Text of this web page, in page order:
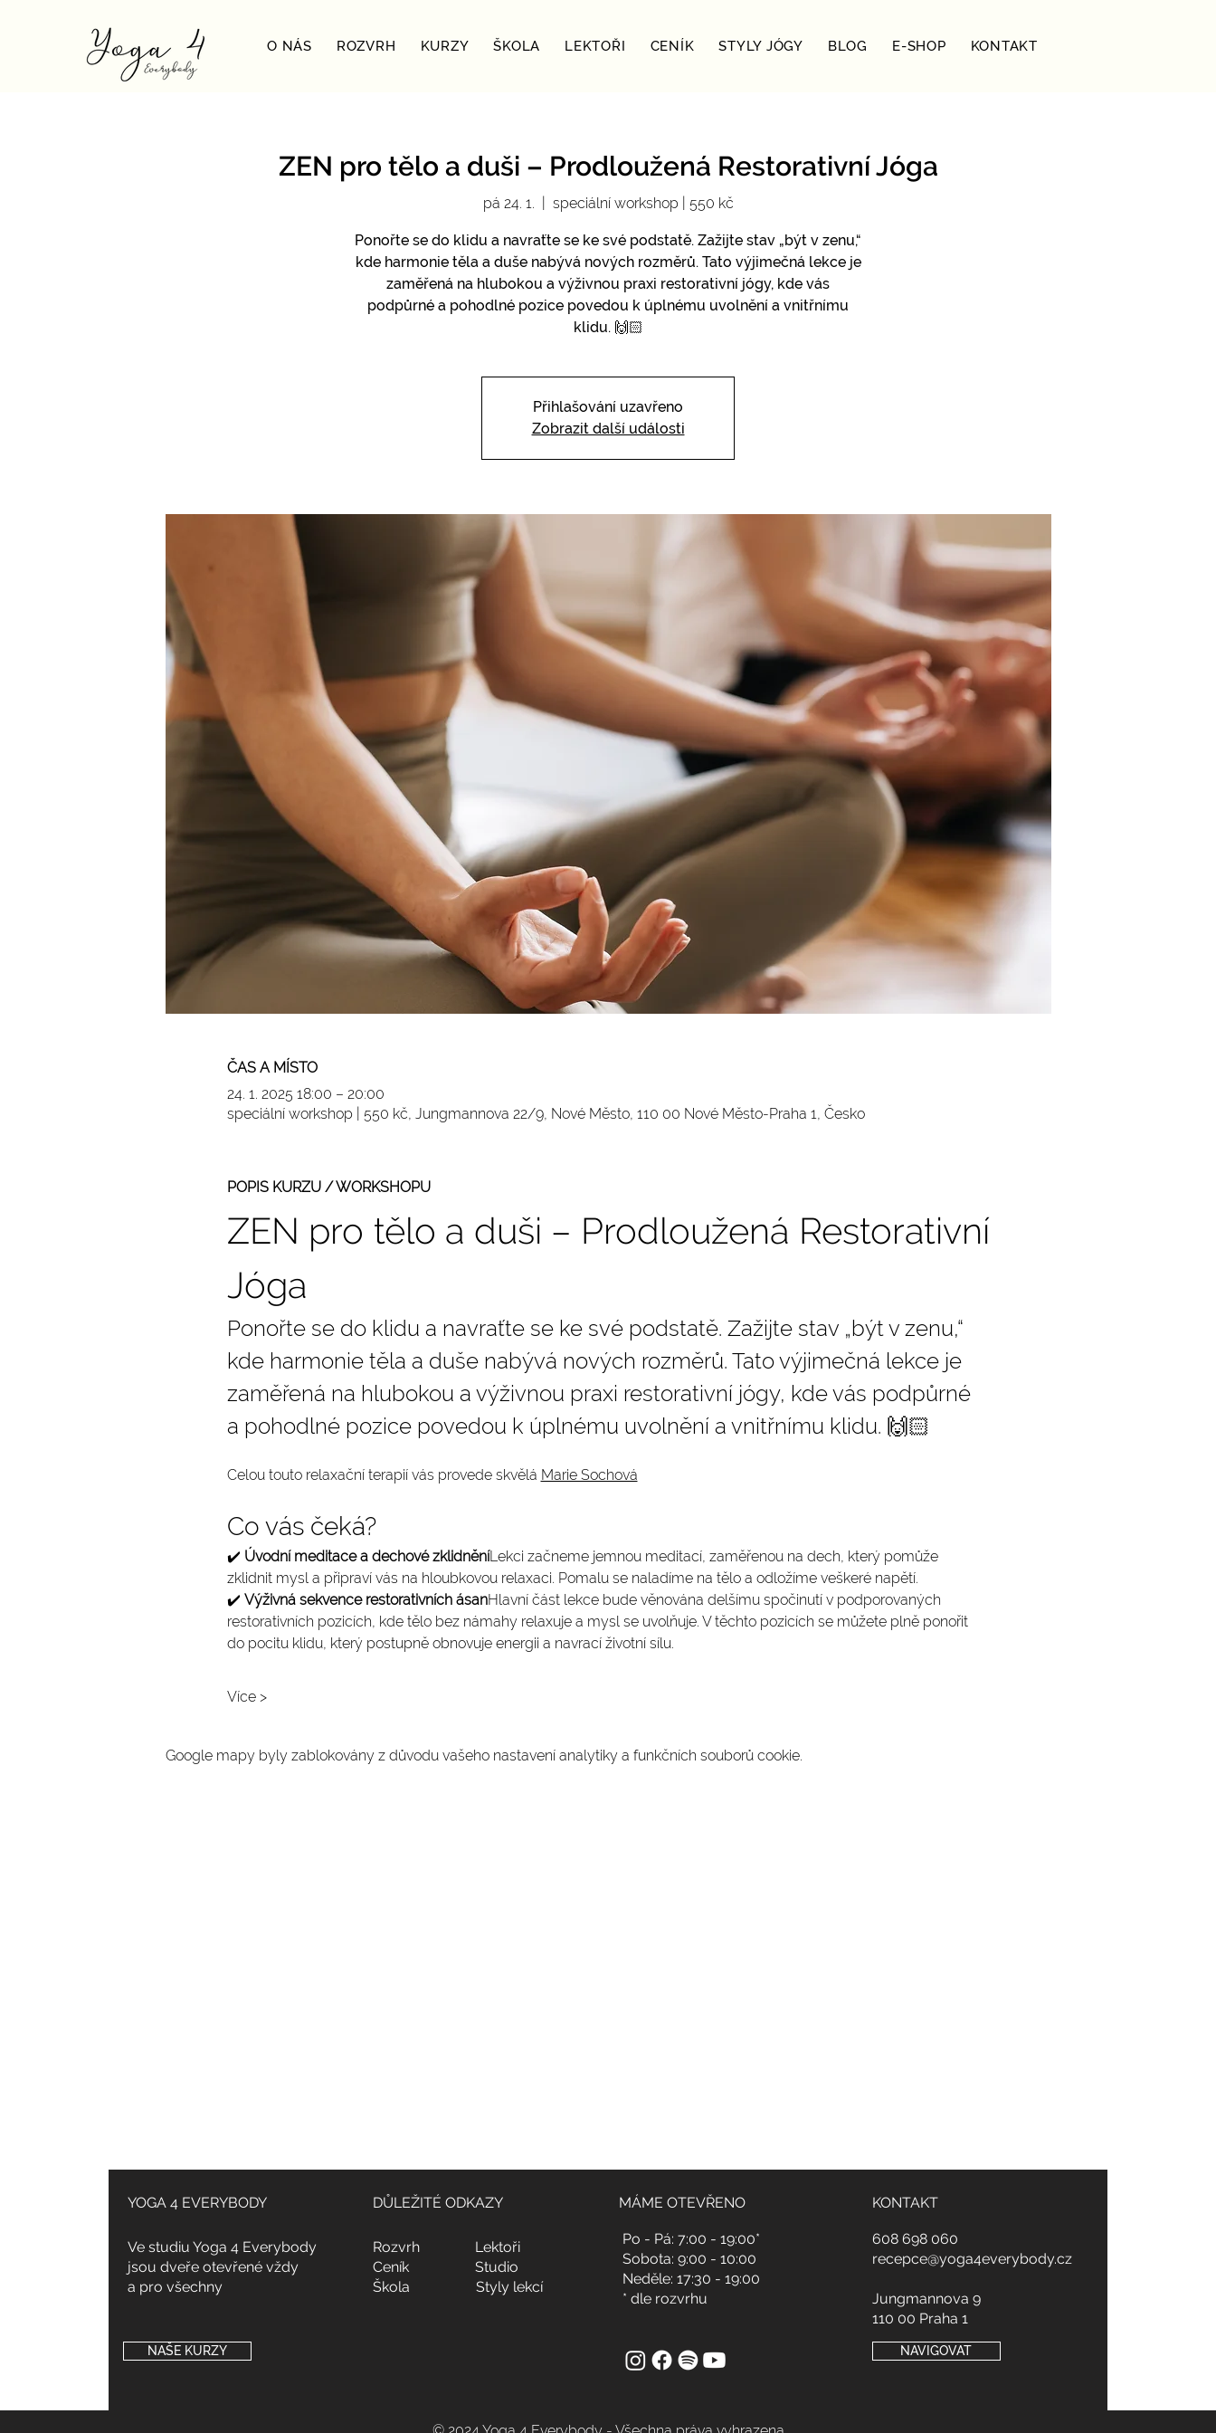
O NÁS ROZVRH KURZY ŠKOLA LEKTOŘI CENÍK STYLY JÓGY BLOG E-SHOP KONTAKT
ZEN pro tělo a duši – Prodloužená Restorativní Jóga
pá 24. 1. speciální workshop | 550 kč
Ponořte se do klidu a navraťte se ke své podstatě. Zažijte stav „být v zenu,“
kde harmonie těla a duše nabývá nových rozměrů. Tato výjimečná lekce je
zaměřená na hlubokou a výživnou praxi restorativní jógy, kde vás
podpůrné a pohodlné pozice povedou k úplnému uvolnění a vnitřnímu
klidu. 🙌🏻
Přihlašování uzavřeno
Zobrazit další události
ČAS A MÍSTO
24. 1. 2025 18:00 – 20:00
speciální workshop | 550 kč, Jungmannova 22/9, Nové Město, 110 00 Nové Město-Praha 1, Česko
POPIS KURZU / WORKSHOPU
ZEN pro tělo a duši – Prodloužená Restorativní
Jóga
Ponořte se do klidu a navraťte se ke své podstatě. Zažijte stav „být v zenu,“
kde harmonie těla a duše nabývá nových rozměrů. Tato výjimečná lekce je
zaměřená na hlubokou a výživnou praxi restorativní jógy, kde vás podpůrné
a pohodlné pozice povedou k úplnému uvolnění a vnitřnímu klidu. 🙌🏻
Celou touto relaxační terapií vás provede skvělá Marie Sochová
Co vás čeká?
✔️ Úvodní meditace a dechové zklidněníLekci začneme jemnou meditací, zaměřenou na dech, který pomůže
zklidnit mysl a připraví vás na hloubkovou relaxaci. Pomalu se naladíme na tělo a odložíme veškeré napětí.
✔️ Výživná sekvence restorativních ásanHlavní část lekce bude věnována delšímu spočinutí v podporovaných
restorativních pozicích, kde tělo bez námahy relaxuje a mysl se uvolňuje. V těchto pozicích se můžete plně ponořit
do pocitu klidu, který postupně obnovuje energii a navrací životní sílu.
Více >
Google mapy byly zablokovány z důvodu vašeho nastavení analytiky a funkčních souborů cookie.
YOGA 4 EVERYBODY
Ve studiu Yoga 4 Everybody
jsou dveře otevřené vždy
a pro všechny
NAŠE KURZY
DŮLEŽITÉ ODKAZY
Rozvrh
Ceník
Lektoři
Studio
Škola
Styly lekcí
MÁME OTEVŘENO
Po - Pá: 7:00 - 19:00*
Sobota: 9:00 - 10:00
Neděle: 17:30 - 19:00
* dle rozvrhu
KONTAKT
608 698 060
recepce@yoga4everybody.cz
Jungmannova 9
110 00 Praha 1
NAVIGOVAT